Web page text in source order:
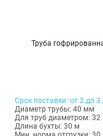
Труба
Срок поставки: от 2 до 3
Диаметр трубы: 40 мм
Для труб диаметром:
Длина бухты: 30 м